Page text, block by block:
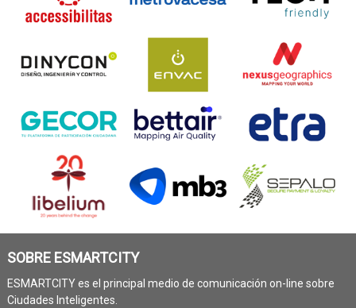
SOBRE ESMARTCITY
ESMARTCITY es el principal medio de comunicación on-line sobre
Ciudades Inteligentes.